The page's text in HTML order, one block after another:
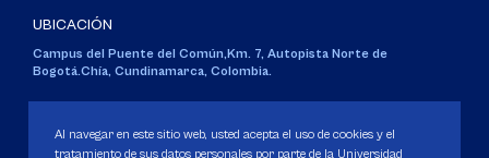
UBICACIÓN
Campus del Puente del Común,Km. 7, Autopista Norte de
Bogotá.Chía, Cundinamarca, Colombia.
Personería Jurídica:Resolución 130 del 14 de enero de 1980.
Ministerio de Educación Nacional.
Al navegar en este sitio web, usted acepta el uso de cookies y el
tratamiento de sus datos personales por parte de la Universidad